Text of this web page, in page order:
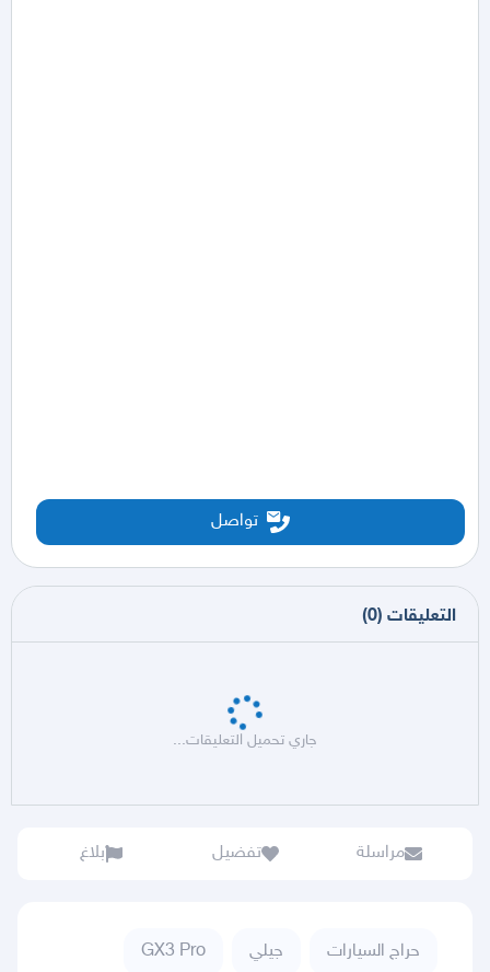
تواصل
التعليقات (
0
)
جاري تحميل التعليقات...
مراسلة تفضيل بلاغ
حراج السيارات جيلي GX3 Pro